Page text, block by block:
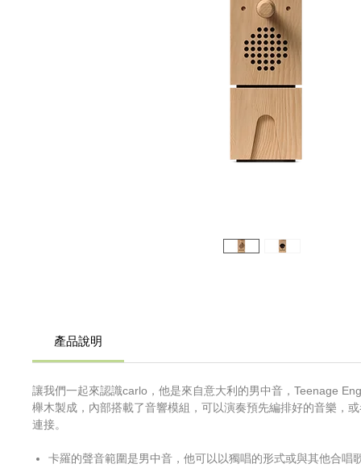
產品說明
讓我們一起來認識carlo，他是來自意大利的男中音，Teenage
櫸木製成，內部搭載了音響模組，可以演奏預先編排好的音樂，
連接。
卡羅的聲音範圍是男中音，他可以以獨唱的形式或與其他合唱